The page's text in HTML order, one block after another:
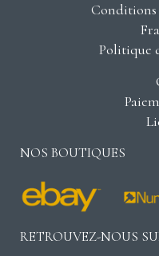
Conditions
Politique
NOS BOUTIQUES
RETROUVEZ-NOUS